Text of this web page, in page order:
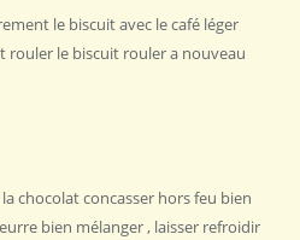
le biscuit avec le café léger
rouler le biscuit rouler a nouveau
chocolat concasser hors feu bien
bien mélanger , laisser refroidir